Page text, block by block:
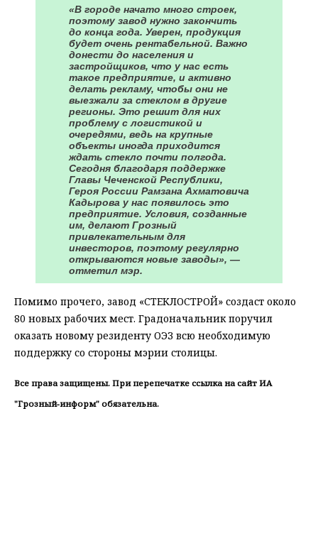
«В городе начато много строек,
поэтому завод нужно закончить
до конца года. Уверен, продукция
будет очень рентабельной. Важно
донести до населения и
застройщиков, что у нас есть
такое предприятие, и активно
делать рекламу, чтобы они не
выезжали за стеклом в другие
регионы. Это решит для них
проблему с логистикой и
очередями, ведь на крупные
объекты иногда приходится
ждать стекло почти полгода.
Сегодня благодаря поддержке
Главы Чеченской Республики,
Героя России Рамзана Ахматовича
Кадырова у нас появилось это
предприятие. Условия, созданные
им, делают Грозный
привлекательным для
инвесторов, поэтому регулярно
открываются новые заводы», —
отметил мэр.
Помимо прочего, завод «СТЕКЛОСТРОЙ» создаст около
80 новых рабочих мест. Градоначальник поручил
оказать новому резиденту ОЭЗ всю необходимую
поддержку со стороны мэрии столицы.
Все права защищены. При перепечатке ссылка на сайт ИА
"Грозный-информ" обязательна.